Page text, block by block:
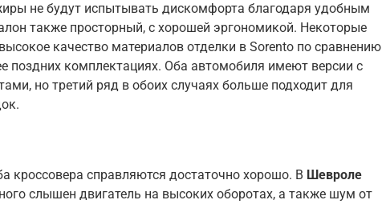
не будут испытывать дискомфорта благодаря удобным
также просторный, с хорошей эргономикой. Некоторые
качество материалов отделки в Sorento по сравнению
поздних комплектациях. Оба автомобиля имеют версии с
но третий ряд в обоих случаях больше подходит для
кроссовера справляются достаточно хорошо. В Шевроле
слышен двигатель на высоких оборотах, а также шум от